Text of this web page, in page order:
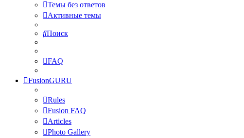
Темы без ответов
Активные темы
Поиск
FAQ
FusionGURU
Rules
Fusion FAQ
Articles
Photo Gallery